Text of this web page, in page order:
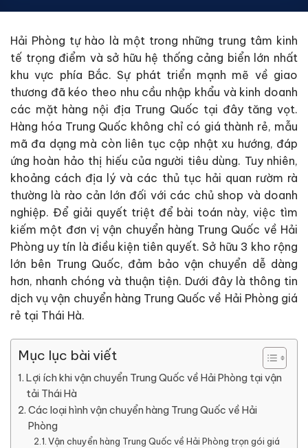
Hải Phòng tự hào là một trong những trung tâm kinh
tế trọng điểm và sở hữu hệ thống cảng biển lớn nhất
khu vực phía Bắc. Sự phát triển mạnh mẽ về giao
thương đã kéo theo nhu cầu nhập khẩu và kinh doanh
các mặt hàng nội địa Trung Quốc tại đây tăng vọt.
Hàng hóa Trung Quốc không chỉ có giá thành rẻ, mẫu
mã đa dạng mà còn liên tục cập nhật xu hướng, đáp
ứng hoàn hảo thị hiếu của người tiêu dùng. Tuy nhiên,
khoảng cách địa lý và các thủ tục hải quan rườm rà
thường là rào cản lớn đối với các chủ shop và doanh
nghiệp. Để giải quyết triệt để bài toán này, việc tìm
kiếm một đơn vị vận chuyển hàng Trung Quốc về Hải
Phòng uy tín là điều kiện tiên quyết. Sở hữu 3 kho rộng
lớn bên Trung Quốc, đảm bảo vận chuyển dễ dàng
hơn, nhanh chóng và thuận tiện. Dưới đây là thông tin
dịch vụ vận chuyển hàng Trung Quốc về Hải Phòng giá
rẻ tại Thái Hà.
Mục lục bài viết
Lợi ích khi vận chuyển Trung Quốc về Hải Phòng tại vận
tải Thái Hà
Các loại hình vận chuyển hàng Trung Quốc về Hải
Phòng
Vận chuyển hàng Trung Quốc về Hải Phòng trọn gói giá